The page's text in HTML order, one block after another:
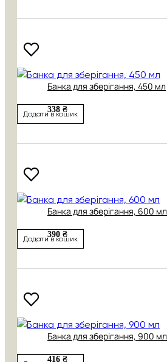
Банка для зберігання, 450 мл
338 ₴
Додати в кошик
Банка для зберігання, 600 мл
390 ₴
Додати в кошик
Банка для зберігання, 900 мл
416 ₴